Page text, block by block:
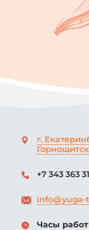
г.
+7 343 363
Часы